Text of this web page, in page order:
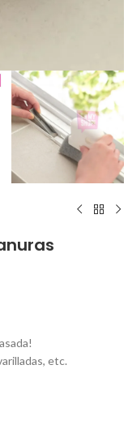
etc.